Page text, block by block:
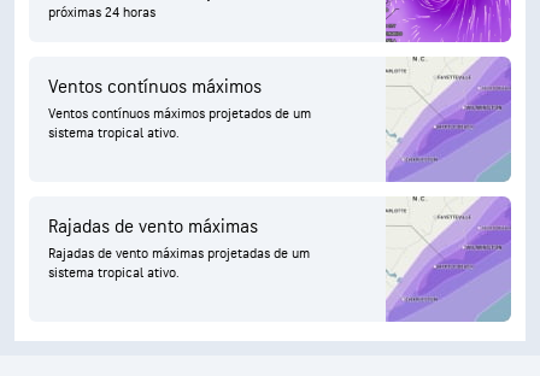
próximas 24 horas
Ventos contínuos máximos
Ventos contínuos máximos projetados de um
sistema tropical ativo.
Rajadas de vento máximas
Rajadas de vento máximas projetadas de um
sistema tropical ativo.